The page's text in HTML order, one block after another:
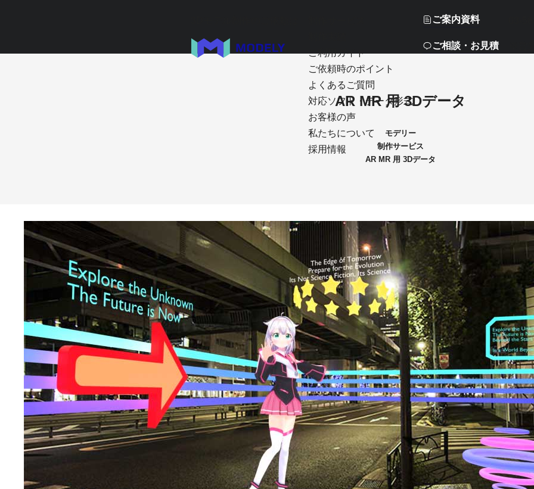
ご利用ガイド
ご依頼時のポイント
よくあるご質問
対応ソフト・データ形式
お客様の声
私たちについて
採用情報
ご案内資料
ご相談・お見積
AR MR 用 3Dデータ
モデリー
制作サービス
AR MR 用 3Dデータ